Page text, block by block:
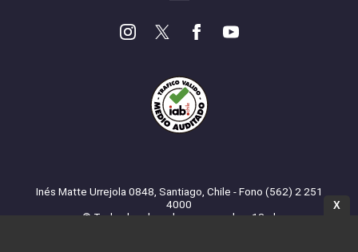
Inés Matte Urrejola 0848, Santiago, Chile - Fono (562) 2 251
4000
© Todos los derechos reservados. 13.cl
X